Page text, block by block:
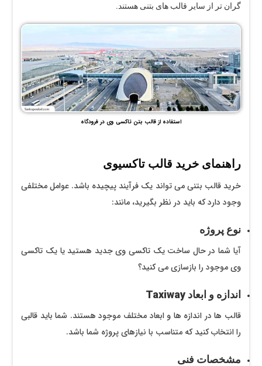
گران تر از سایر قالب های بتنی هستند.
استفاده از قالب بتن تاکسی وی در فرودگاه
راهنمای خرید قالب تاکسیوی
خرید قالب بتنی می تواند یک فرآیند پیچیده باشد. عوامل مختلفی
وجود دارد که باید در نظر بگیرید، مانند:
نوع پروژه
آیا شما در حال ساخت یک تاکسی وی جدید هستید یا یک تاکسی
وی موجود را بازسازی می کنید؟
اندازه و ابعاد Taxiway
قالب ها در اندازه ها و ابعاد مختلف موجود هستند. شما باید قالبی
را انتخاب کنید که متناسب با نیازهای پروژه شما باشد.
مشخصات فنی